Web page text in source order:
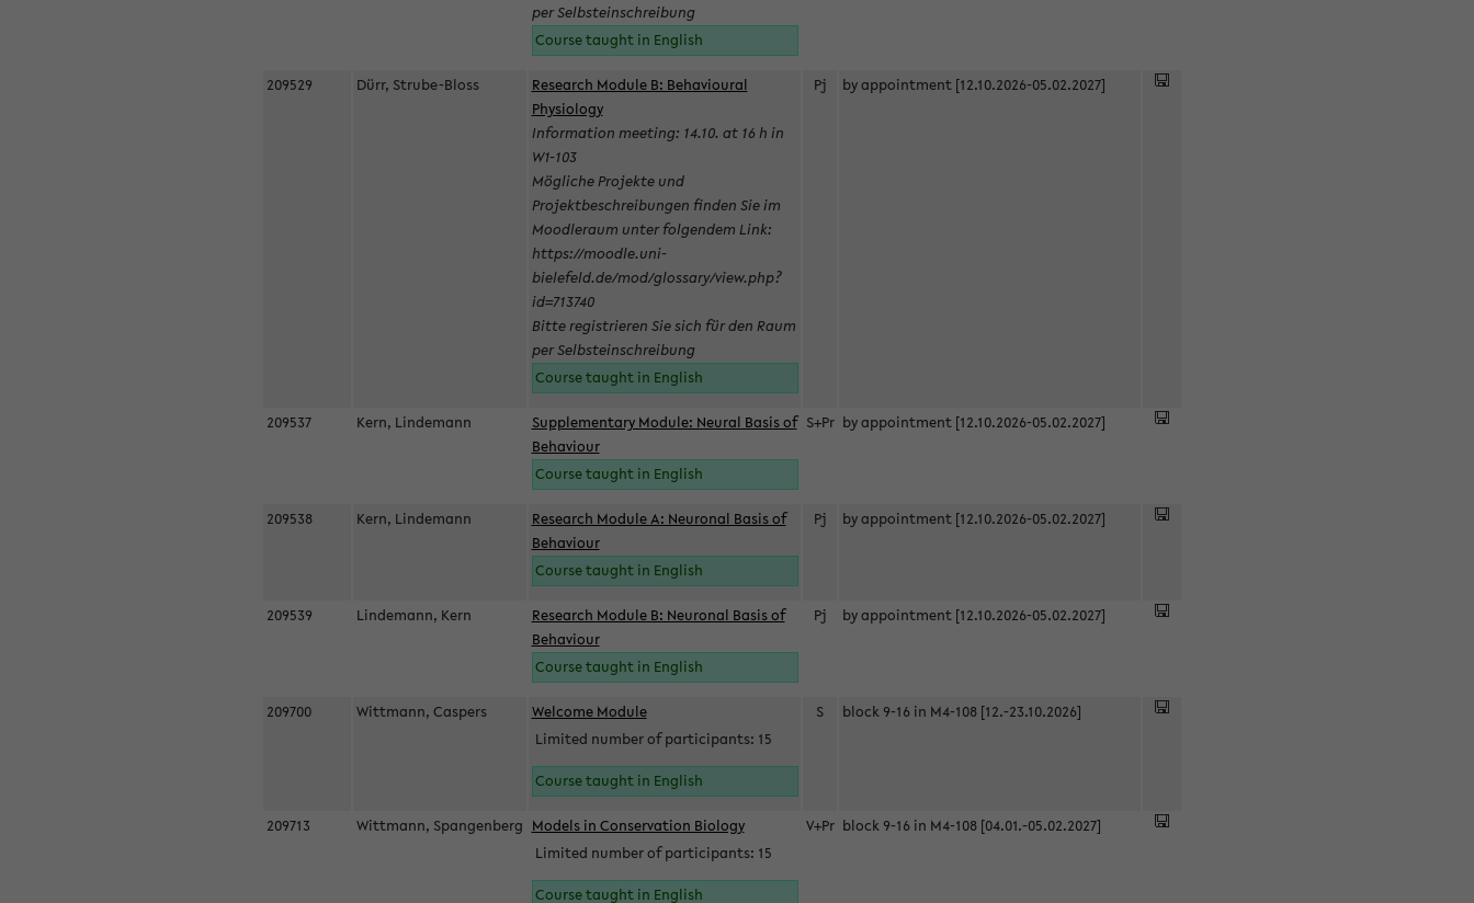
per Selbsteinschreibung
Course taught in English
209529 Dürr, Strube-Bloss
Research Module B: Behavioural
Physiology
Information meeting: 14.10. at 16 h in
W1-103
Mögliche Projekte und
Projektbeschreibungen finden Sie im
Moodleraum unter folgendem Link:
https://moodle.uni-
bielefeld.de/mod/glossary/view.php?
id=713740
Bitte registrieren Sie sich für den Raum
per Selbsteinschreibung
Course taught in English
Pj by appointment [12.10.2026-05.02.2027]
209537 Kern, Lindemann
Supplementary Module: Neural Basis of
Behaviour
Course taught in English
S+Pr by appointment [12.10.2026-05.02.2027]
209538 Kern, Lindemann
Research Module A: Neuronal Basis of
Behaviour
Course taught in English
Pj by appointment [12.10.2026-05.02.2027]
209539 Lindemann, Kern
Research Module B: Neuronal Basis of
Behaviour
Course taught in English
Pj by appointment [12.10.2026-05.02.2027]
209700 Wittmann, Caspers
Welcome Module
Limited number of participants: 15
Course taught in English
S block 9-16 in M4-108 [12.-23.10.2026]
209713 Wittmann, Spangenberg Models in Conservation Biology
Limited number of participants: 15
Course taught in English
V+Pr block 9-16 in M4-108 [04.01.-05.02.2027]